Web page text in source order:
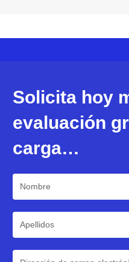
Solicita hoy
evaluación
carga…